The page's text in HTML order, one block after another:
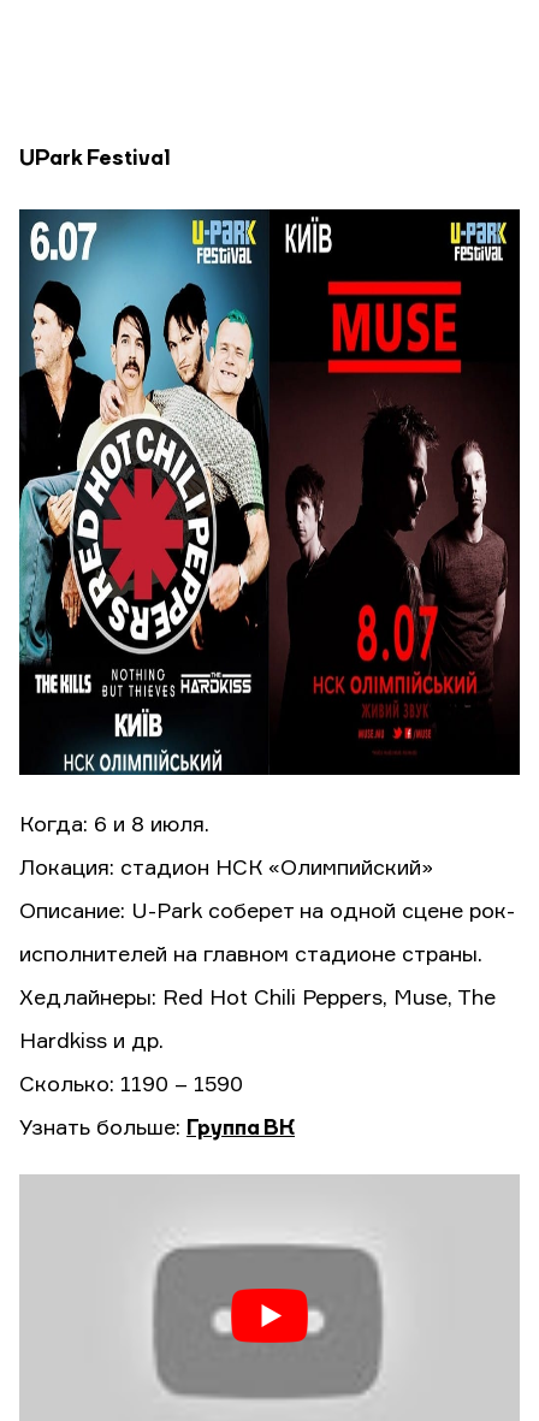
UPark Festival
Когда: 6 и 8 июля.
Локация: стадион НСК «Олимпийский»
Описание: U-Park соберет на одной сцене рок-
исполнителей на главном стадионе страны.
Хедлайнеры: Red Hot Chili Peppers, Muse, The
Hardkiss и др.
Сколько: 1190 – 1590
Узнать больше: Группа ВК